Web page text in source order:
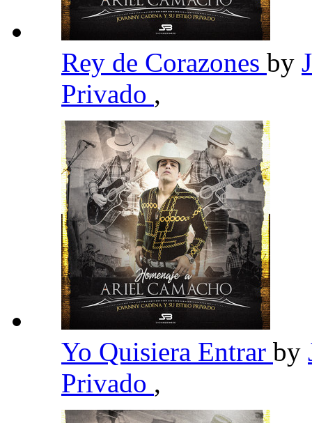
Rey de Corazones by
Privado ,
Yo Quisiera Entrar by
Privado ,